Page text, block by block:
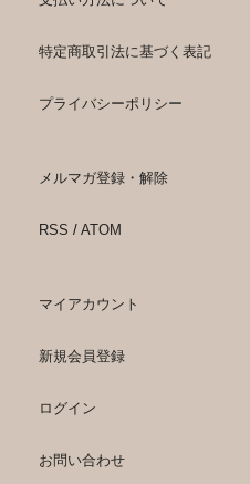
特定商取引法に基づく表記
プライバシーポリシー
メルマガ登録・解除
RSS / ATOM
マイアカウント
新規会員登録
ログイン
お問い合わせ